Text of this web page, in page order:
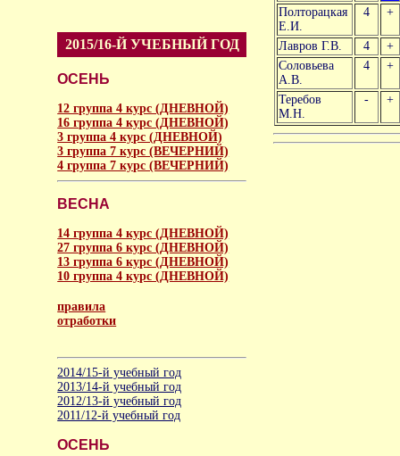
2015/16-Й УЧЕБНЫЙ ГОД
ОСЕНЬ
12 группа 4 курс (ДНЕВНОЙ)
16 группа 4 курс (ДНЕВНОЙ)
3 группа 4 курс (ДНЕВНОЙ)
3 группа 7 курс (ВЕЧЕРНИЙ)
4 группа 7 курс (ВЕЧЕРНИЙ)
ВЕСНА
14 группа 4 курс (ДНЕВНОЙ)
27 группа 6 курс (ДНЕВНОЙ)
13 группа 6 курс (ДНЕВНОЙ)
10 группа 4 курс (ДНЕВНОЙ)
правила
отработки
2014/15-й учебный год
2013/14-й учебный год
2012/13-й учебный год
2011/12-й учебный год
ОСЕНЬ
Полторацкая
Е.И.
4 +
Лавров Г.В. 4
+
Соловьева
А.В.
4 +
Теребов
М.Н.
- +